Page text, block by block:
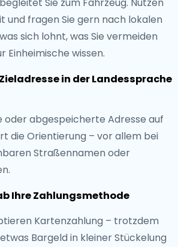
und fragen Sie gern nach lokalen
sich lohnt, was Sie vermeiden
Einheimische wissen.
in der Landessprache
oder abgespeicherte Adresse auf
die Orientierung – vor allem bei
Straßennamen oder
Ihre Zahlungsmethode
Kartenzahlung – trotzdem
Bargeld in kleiner Stückelung